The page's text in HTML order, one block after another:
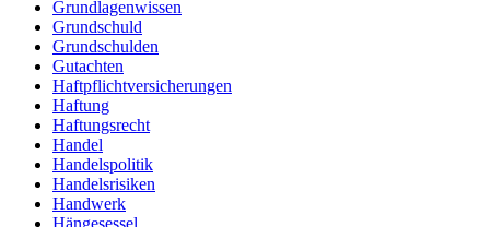
Grundlagenwissen
Grundschuld
Grundschulden
Gutachten
Haftpflichtversicherungen
Haftung
Haftungsrecht
Handel
Handelspolitik
Handelsrisiken
Handwerk